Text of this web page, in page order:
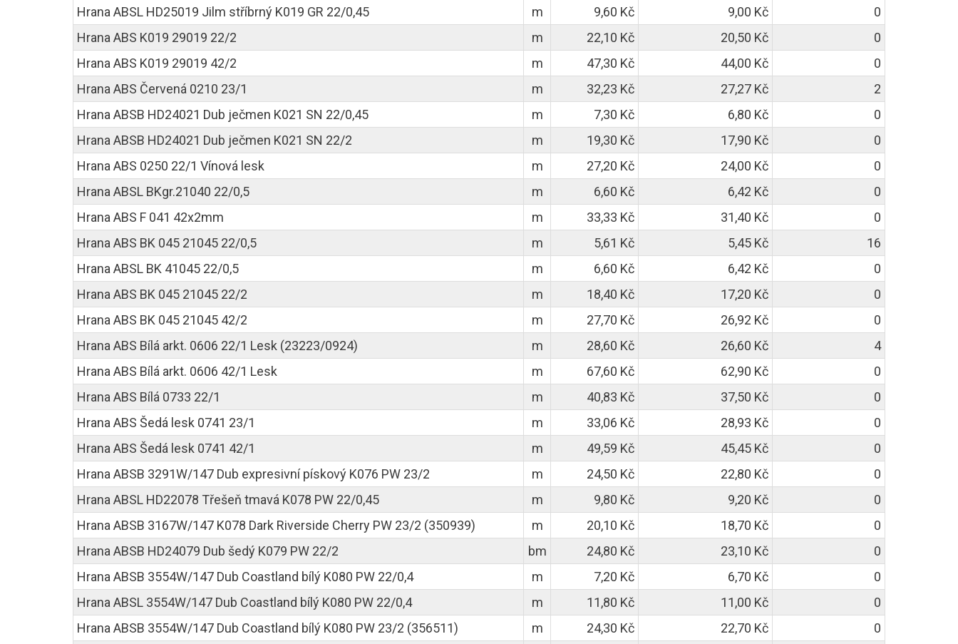
Hrana ABSL HD25019 Jilm stříbrný K019 GR 22/0,45
m 9,60 Kč 9,00 Kč
0
Hrana ABS K019 29019 22/2
m 22,10 Kč 20,50 Kč
0
Hrana ABS K019 29019 42/2
m 47,30 Kč 44,00 Kč
0
Hrana ABS Červená 0210 23/1
m 32,23 Kč 27,27 Kč
2
Hrana ABSB HD24021 Dub ječmen K021 SN 22/0,45
m 7,30 Kč 6,80 Kč
0
Hrana ABSB HD24021 Dub ječmen K021 SN 22/2
m 19,30 Kč 17,90 Kč
0
Hrana ABS 0250 22/1 Vínová lesk
m 27,20 Kč 24,00 Kč
0
Hrana ABSL BKgr.21040 22/0,5
m 6,60 Kč 6,42 Kč
0
Hrana ABS F 041 42x2mm
m 33,33 Kč 31,40 Kč
0
Hrana ABS BK 045 21045 22/0,5
m 5,61 Kč 5,45 Kč
16
Hrana ABSL BK 41045 22/0,5
m 6,60 Kč 6,42 Kč
0
Hrana ABS BK 045 21045 22/2
m 18,40 Kč 17,20 Kč
0
Hrana ABS BK 045 21045 42/2
m 27,70 Kč 26,92 Kč
0
Hrana ABS Bílá arkt. 0606 22/1 Lesk (23223/0924)
m 28,60 Kč 26,60 Kč
4
Hrana ABS Bílá arkt. 0606 42/1 Lesk
m 67,60 Kč 62,90 Kč
0
Hrana ABS Bílá 0733 22/1
m 40,83 Kč 37,50 Kč
0
Hrana ABS Šedá lesk 0741 23/1
m 33,06 Kč 28,93 Kč
0
Hrana ABS Šedá lesk 0741 42/1
m 49,59 Kč 45,45 Kč
0
Hrana ABSB 3291W/147 Dub expresivní pískový K076 PW 23/2
m 24,50 Kč 22,80 Kč
0
Hrana ABSL HD22078 Třešeň tmavá K078 PW 22/0,45
m 9,80 Kč 9,20 Kč
0
Hrana ABSB 3167W/147 K078 Dark Riverside Cherry PW 23/2 (350939)
m 20,10 Kč 18,70 Kč
0
Hrana ABSB HD24079 Dub šedý K079 PW 22/2
bm 24,80 Kč 23,10 Kč
0
Hrana ABSB 3554W/147 Dub Coastland bílý K080 PW 22/0,4
m 7,20 Kč 6,70 Kč
0
Hrana ABSL 3554W/147 Dub Coastland bílý K080 PW 22/0,4
m 11,80 Kč 11,00 Kč
0
Hrana ABSB 3554W/147 Dub Coastland bílý K080 PW 23/2 (356511)
m 24,30 Kč 22,70 Kč 0